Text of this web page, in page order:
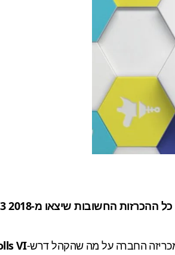
מכריזה החברה על מה שהקהל דרש-VI